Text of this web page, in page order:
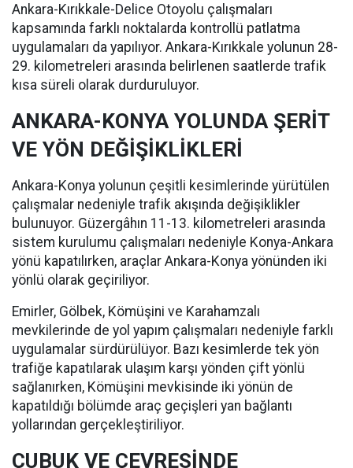
Ankara-Kırıkkale-Delice Otoyolu çalışmaları
kapsamında farklı noktalarda kontrollü patlatma
uygulamaları da yapılıyor. Ankara-Kırıkkale yolunun 28-
29. kilometreleri arasında belirlenen saatlerde trafik
kısa süreli olarak durduruluyor.
ANKARA-KONYA YOLUNDA ŞERİT
VE YÖN DEĞİŞİKLİKLERİ
Ankara-Konya yolunun çeşitli kesimlerinde yürütülen
çalışmalar nedeniyle trafik akışında değişiklikler
bulunuyor. Güzergâhın 11-13. kilometreleri arasında
sistem kurulumu çalışmaları nedeniyle Konya-Ankara
yönü kapatılırken, araçlar Ankara-Konya yönünden iki
yönlü olarak geçiriliyor.
Emirler, Gölbek, Kömüşini ve Karahamzalı
mevkilerinde de yol yapım çalışmaları nedeniyle farklı
uygulamalar sürdürülüyor. Bazı kesimlerde tek yön
trafiğe kapatılarak ulaşım karşı yönden çift yönlü
sağlanırken, Kömüşini mevkisinde iki yönün de
kapatıldığı bölümde araç geçişleri yan bağlantı
yollarından gerçekleştiriliyor.
ÇUBUK VE ÇEVRESİNDE